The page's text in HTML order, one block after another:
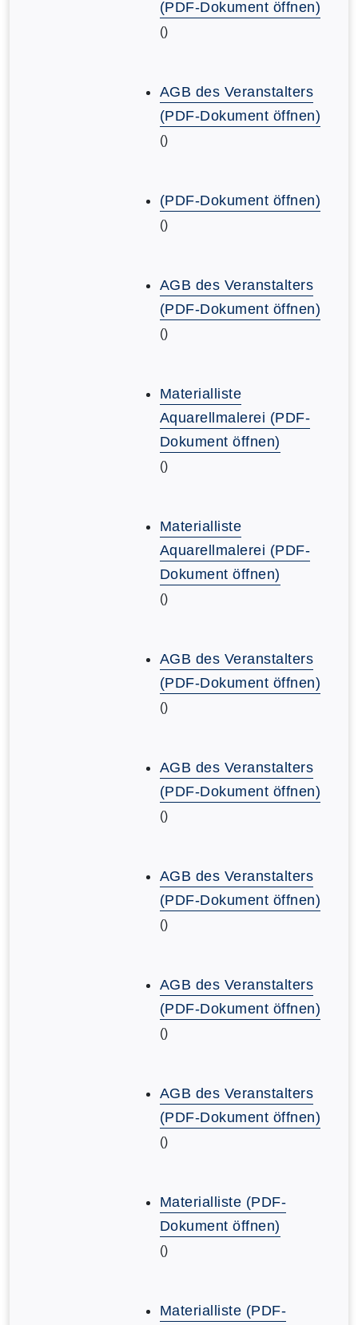
(PDF-Dokument öffnen)
()
AGB des Veranstalters
(PDF-Dokument öffnen)
()
(PDF-Dokument öffnen)
()
AGB des Veranstalters
(PDF-Dokument öffnen)
()
Materialliste
Aquarellmalerei (PDF-
Dokument öffnen)
()
Materialliste
Aquarellmalerei (PDF-
Dokument öffnen)
()
AGB des Veranstalters
(PDF-Dokument öffnen)
()
AGB des Veranstalters
(PDF-Dokument öffnen)
()
AGB des Veranstalters
(PDF-Dokument öffnen)
()
AGB des Veranstalters
(PDF-Dokument öffnen)
()
AGB des Veranstalters
(PDF-Dokument öffnen)
()
Materialliste (PDF-
Dokument öffnen)
()
Materialliste (PDF-